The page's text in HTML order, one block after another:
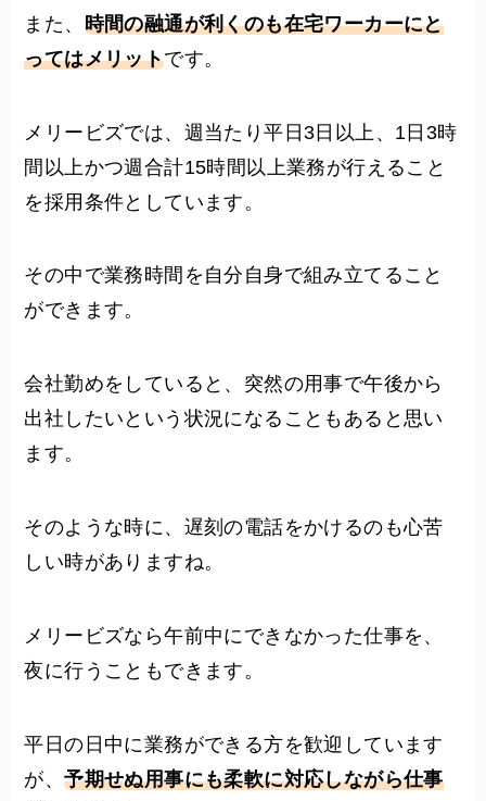
また、 時間の融通が利くのも在宅ワーカーにと
ってはメリットです。
メリービズでは、週当たり平日3日以上、1日3時
間以上かつ週合計15時間以上業務が行えること
を採用条件としています。
その中で業務時間を自分自身で組み立てること
ができます。
会社勤めをしていると、突然の用事で午後から
出社したいという状況になることもあると思い
ます。
そのような時に、遅刻の電話をかけるのも心苦
しい時がありますね。
メリービズなら午前中にできなかった仕事を、
夜に行うこともできます。
平日の日中に業務ができる方を歓迎しています
が、予期せぬ用事にも柔軟に対応しながら仕事